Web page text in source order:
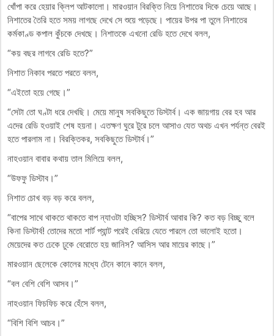
খোঁপা করে হেয়ার ক্লিপ আটকালো। মারওয়ান বিরক্তি নিয়ে নিশাতের দিকে চেয়ে আছে।
নিশাতের তৈরি হতে সময় লাগছে দেখে সে শুয়ে পড়েছে। পায়ের উপর পা তুলে নিশাতের
কর্মকাণ্ড কপাল কুঁচকে দেখছে। নিশাতকে এখনো রেডি হতে দেখে বলল,
“কয় বছর লাগবে রেডি হতে?”
নিশাত নিকাব পরতে পরতে বলল,
“এইতো হয়ে গেছে।”
“সেটা তো ঘণ্টা ধরে দেখছি। মেয়ে মানুষ সবকিছুতে ডিস্টার্ব। এক জায়গায় বের হব আর
এদের রেডি হওয়াই শেষ হয়না। এতক্ষণ ঘুরে টুরে চলে আসাও যেত অথচ এখন পর্যন্ত বেরই
হতে পারলাম না। বিরক্তিকর, সবকিছুতে ডিস্টার্ব।”
নাহওয়ান বাবার কথায় তাল মিলিয়ে বলল,
“উফফু ডিস্টাব।”
নিশাত চোখ বড় বড় করে বলল,
“বাপের সাথে থাকতে থাকতে বাপ ন্যাওটা হচ্ছিস? ডিস্টার্ব আবার কি? কত বড় বিচ্ছু বলে
কিনা ডিস্টার্ব! তোদের মতো শার্ট প্যান্ট পরেই বেরিয়ে যেতে পারলে তো ভালোই হতো।
মেয়েদের কত ঢেকে ঢুকে বেরোতে হয় জানিস? আসিস আর মায়ের কাছে।”
মারওয়ান ছেলেকে কোলের মধ্যে টেনে কানে কানে বলল,
“বল বেশি বেশি আসব।”
নাহওয়ান ফিচফিচ করে হেঁসে বলল,
“বিশি বিশি আচব।”